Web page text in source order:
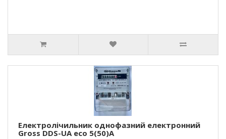
Електролічильник однофазний електронний
Gross DDS-UA eco 5(50)A